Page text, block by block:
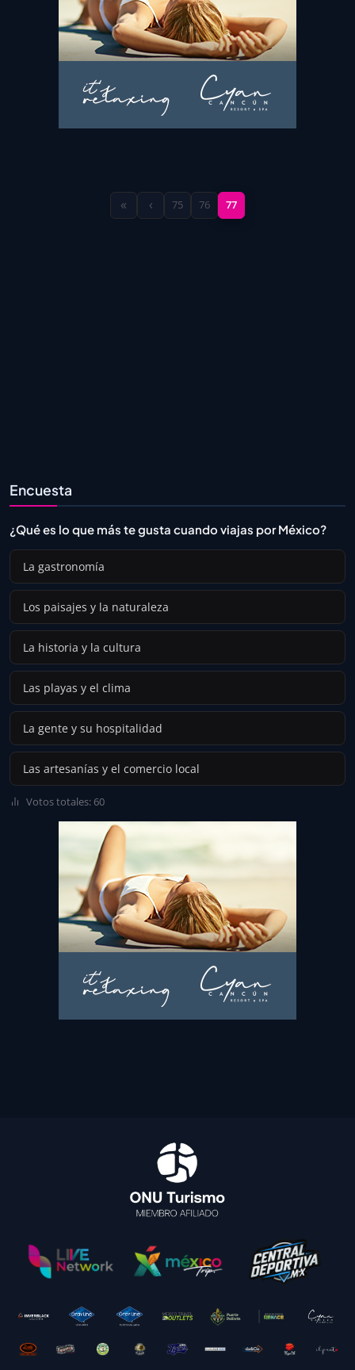
« ‹ 75 76 77
Encuesta
¿Qué es lo que más te gusta cuando viajas por México?
La gastronomía
Los paisajes y la naturaleza
La historia y la cultura
Las playas y el clima
La gente y su hospitalidad
Las artesanías y el comercio local
Votos totales: 60